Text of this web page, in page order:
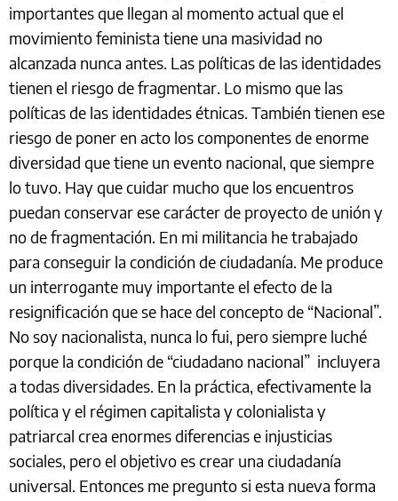
importantes que llegan al momento actual que el
movimiento feminista tiene una masividad no
alcanzada nunca antes. Las políticas de las identidades
tienen el riesgo de fragmentar. Lo mismo que las
políticas de las identidades étnicas. También tienen ese
riesgo de poner en acto los componentes de enorme
diversidad que tiene un evento nacional, que siempre
lo tuvo. Hay que cuidar mucho que los encuentros
puedan conservar ese carácter de proyecto de unión y
no de fragmentación. En mi militancia he trabajado
para conseguir la condición de ciudadanía. Me produce
un interrogante muy importante el efecto de la
resignificación que se hace del concepto de “Nacional”.
No soy nacionalista, nunca lo fui, pero siempre luché
porque la condición de “ciudadano nacional” incluyera
a todas diversidades. En la práctica, efectivamente la
política y el régimen capitalista y colonialista y
patriarcal crea enormes diferencias e injusticias
sociales, pero el objetivo es crear una ciudadanía
universal. Entonces me pregunto si esta nueva forma